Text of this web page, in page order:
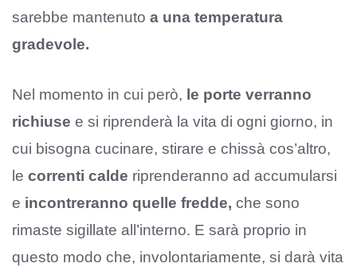
sarebbe mantenuto a una temperatura
gradevole.
Nel momento in cui però, le porte verranno
richiuse e si riprenderà la vita di ogni giorno, in
cui bisogna cucinare, stirare e chissà cos’altro,
le correnti calde riprenderanno ad accumularsi
e incontreranno quelle fredde, che sono
rimaste sigillate all’interno. E sarà proprio in
questo modo che, involontariamente, si darà vita